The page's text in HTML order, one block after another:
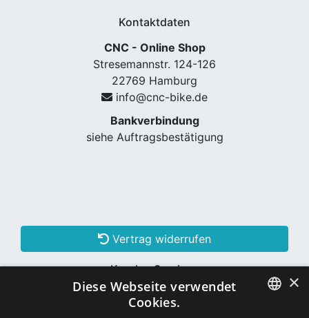
Kontaktdaten
CNC - Online Shop
Stresemannstr. 124-126
22769 Hamburg
info@cnc-bike.de
Bankverbindung
siehe Auftragsbestätigung
Vertrag widerrufen
Kunden Services
Konto erstellen
×
Diese Webseite verwendet
Cookies.